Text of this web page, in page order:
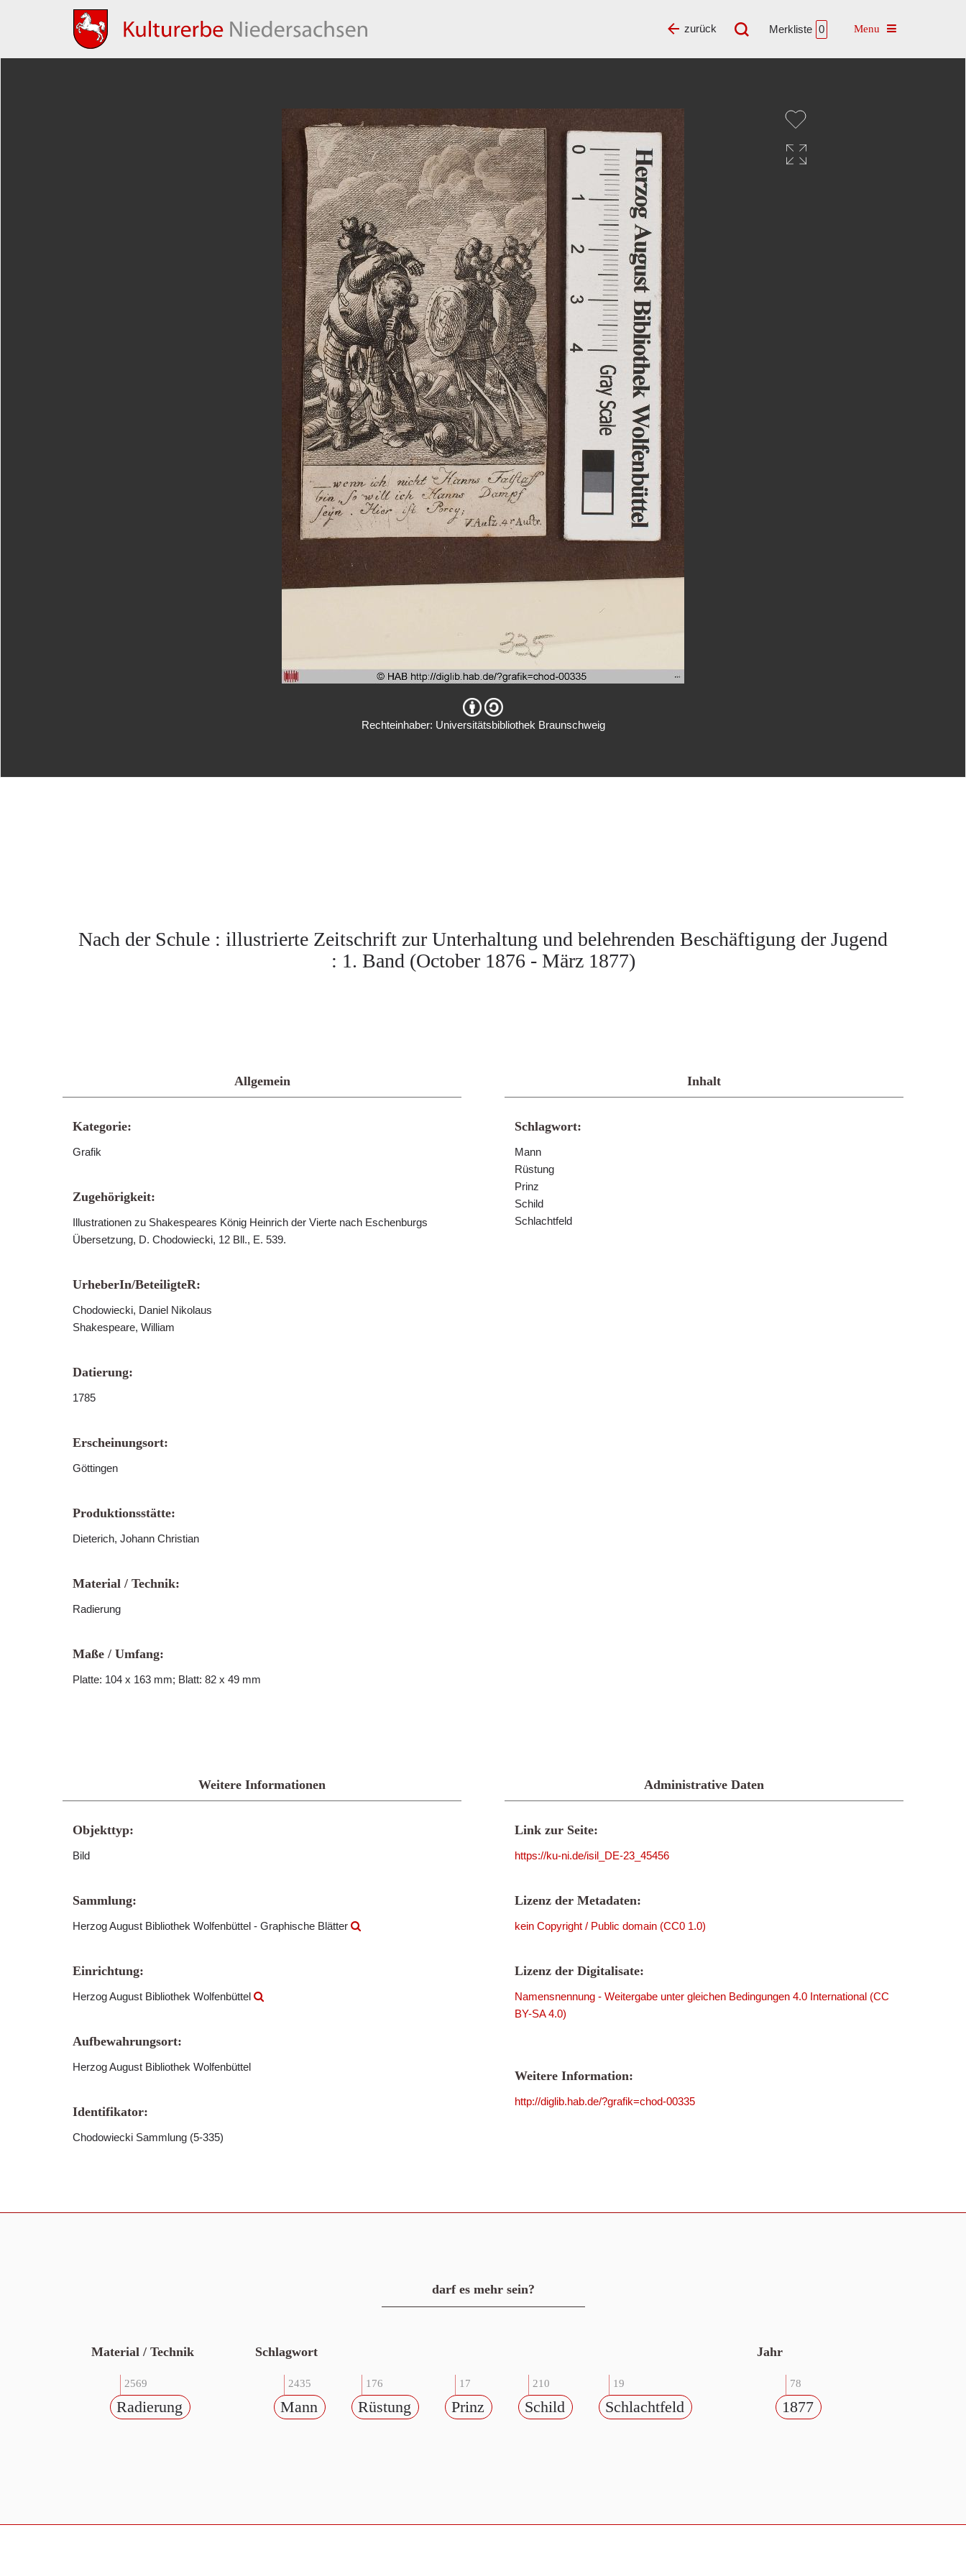
Merkliste 0 Toggle navigation
zurück
Rechteinhaber: Universitätsbibliothek Braunschweig
Nach der Schule : illustrierte Zeitschrift zur Unterhaltung und belehrenden Beschäftigung der Jugend
: 1. Band (October 1876 - März 1877)
Allgemein
Kategorie:
Grafik
Zugehörigkeit:
Illustrationen zu Shakespeares König Heinrich der Vierte nach Eschenburgs
Übersetzung, D. Chodowiecki, 12 Bll., E. 539.
UrheberIn/BeteiligteR:
Chodowiecki, Daniel Nikolaus
Shakespeare, William
Datierung:
1785
Erscheinungsort:
Göttingen
Produktionsstätte:
Dieterich, Johann Christian
Material / Technik:
Radierung
Maße / Umfang:
Platte: 104 x 163 mm; Blatt: 82 x 49 mm
Inhalt
Schlagwort:
Mann
Rüstung
Prinz
Schild
Schlachtfeld
Weitere Informationen
Objekttyp:
Bild
Sammlung:
Herzog August Bibliothek Wolfenbüttel - Graphische Blätter
Einrichtung:
Herzog August Bibliothek Wolfenbüttel
Aufbewahrungsort:
Herzog August Bibliothek Wolfenbüttel
Identifikator:
Chodowiecki Sammlung (5-335)
Administrative Daten
Link zur Seite:
https://ku-ni.de/isil_DE-23_45456
Lizenz der Metadaten:
kein Copyright / Public domain (CC0 1.0)
Lizenz der Digitalisate:
Namensnennung - Weitergabe unter gleichen Bedingungen 4.0 International (CC
BY-SA 4.0)
Weitere Information:
http://diglib.hab.de/?grafik=chod-00335
darf es mehr sein?
Material / Technik
2569
Radierung
Schlagwort
2435
Mann
176
Rüstung
17
Prinz
210
Schild
19
Schlachtfeld
Jahr
78
1877